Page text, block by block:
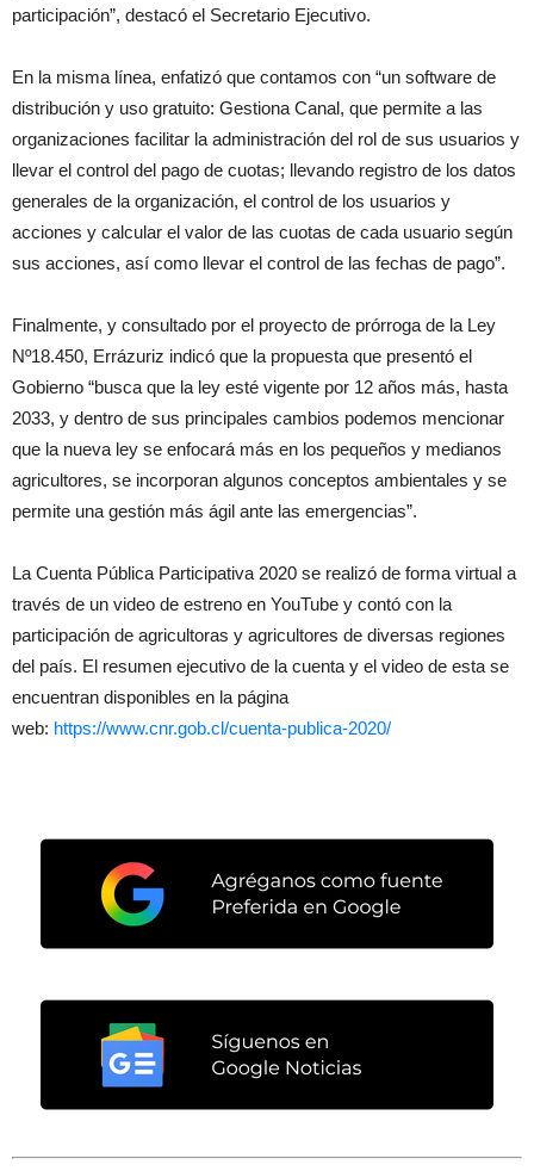
participación”, destacó el Secretario Ejecutivo.
En la misma línea, enfatizó que contamos con “un software de
distribución y uso gratuito: Gestiona Canal, que permite a las
organizaciones facilitar la administración del rol de sus usuarios y
llevar el control del pago de cuotas; llevando registro de los datos
generales de la organización, el control de los usuarios y
acciones y calcular el valor de las cuotas de cada usuario según
sus acciones, así como llevar el control de las fechas de pago”.
Finalmente, y consultado por el proyecto de prórroga de la Ley
Nº18.450, Errázuriz indicó que la propuesta que presentó el
Gobierno “busca que la ley esté vigente por 12 años más, hasta
2033, y dentro de sus principales cambios podemos mencionar
que la nueva ley se enfocará más en los pequeños y medianos
agricultores, se incorporan algunos conceptos ambientales y se
permite una gestión más ágil ante las emergencias”.
La Cuenta Pública Participativa 2020 se realizó de forma virtual a
través de un video de estreno en YouTube y contó con la
participación de agricultoras y agricultores de diversas regiones
del país. El resumen ejecutivo de la cuenta y el video de esta se
encuentran disponibles en la página
web: https://www.cnr.gob.cl/cuenta-publica-2020/